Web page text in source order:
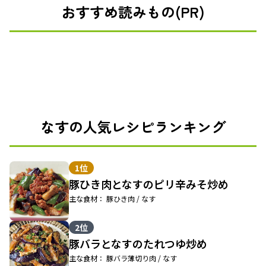
おすすめ読みもの(PR)
なすの人気レシピランキング
1位
豚ひき肉となすのピリ辛みそ炒め
主な食材： 豚ひき肉 / なす
2位
豚バラとなすのたれつゆ炒め
主な食材： 豚バラ薄切り肉 / なす